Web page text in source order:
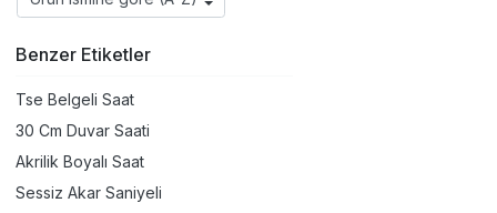
Benzer Etiketler
Tse Belgeli Saat
30 Cm Duvar Saati
Akrilik Boyalı Saat
Sessiz Akar Saniyeli